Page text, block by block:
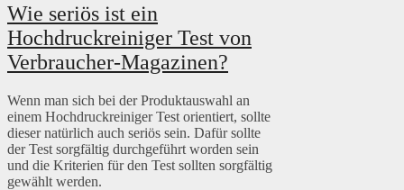
Wie seriös ist ein
Hochdruckreiniger Test von
Verbraucher-Magazinen?
Wenn man sich bei der Produktauswahl an
einem Hochdruckreiniger Test orientiert, sollte
dieser natürlich auch seriös sein. Dafür sollte
der Test sorgfältig durchgeführt worden sein
und die Kriterien für den Test sollten sorgfältig
gewählt werden.